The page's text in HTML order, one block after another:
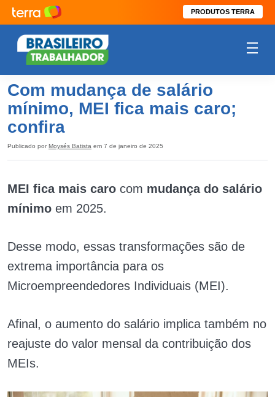
PRODUTOS TERRA
Com mudança de salário
mínimo, MEI fica mais caro;
confira
Publicado por Moysés Batista em 7 de janeiro de 2025
MEI fica mais caro com mudança do salário
mínimo em 2025.
Desse modo, essas transformações são de
extrema importância para os
Microempreendedores Individuais (MEI).
Afinal, o aumento do salário implica também no
reajuste do valor mensal da contribuição dos
MEIs.